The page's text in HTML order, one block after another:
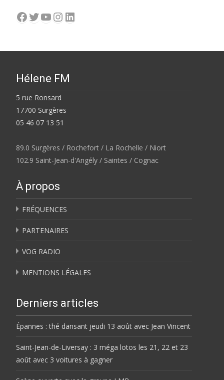
Facebook
Twitter
YouTube
Instagram
LinkedIn
Hélene FM
5 rue Ronsard
17700 Surgères
05 46 07 13 51
89.0 Surgères / Rochefort / La Rochelle / Niort
102.9 Saint-Jean-d'Angély / Saintes / Cognac
À propos
FRÉQUENCES
PARTENAIRES
VOG RADIO
MENTIONS LÉGALES
Derniers articles
Épannes : thé dansant jeudi 13 août avec Jean Vincent
Saint-Jean-de-Liversay : 3 méga lotos les 21, 22 et 23
août avec 3 voitures à gagner